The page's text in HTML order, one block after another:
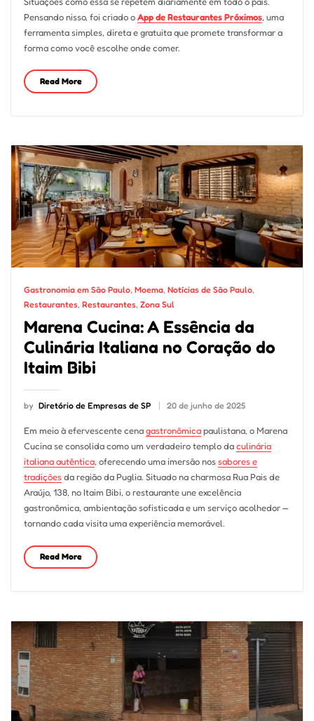
Pensando nisso, foi criado oApp de Restaurantes Próximos, uma
ferramenta simples, direta e gratuita que promete transformar a
forma como você escolhe onde comer.
Read More
Gastronomia em São Paulo, Moema, Notícias de São Paulo,
Restaurantes, Restaurantes, Zona Sul
Marena Cucina: A Essência da
Culinária Italiana no Coração do
Itaim Bibi
by Diretório de Empresas de SP 20 de junho de 2025
Em meio à efervescente cenagastronômicapaulistana, o Marena
Cucina se consolida como um verdadeiro templo daculinária
italiana autêntica, oferecendo uma imersão nossabores e
tradiçõesda região da Puglia. Situado na charmosa Rua Pais de
Araújo, 138, no Itaim Bibi, o restaurante une excelência
gastronômica, ambientação sofisticada e um serviço acolhedor —
tornando cada visita uma experiência memorável.
Read More